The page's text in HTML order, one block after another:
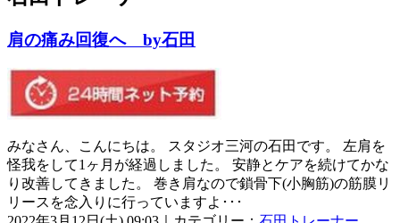
肩の痛み回復へ by石田
みなさん、こんにちは。 スタジオ三河の石田です。 左肩を
怪我をして1ヶ月が経過しました。 安静とケアを続けてかな
り改善してきました。 巻き肩なので鎖骨下(小胸筋)の筋膜リ
リースを念入りに行っていますよ･･･